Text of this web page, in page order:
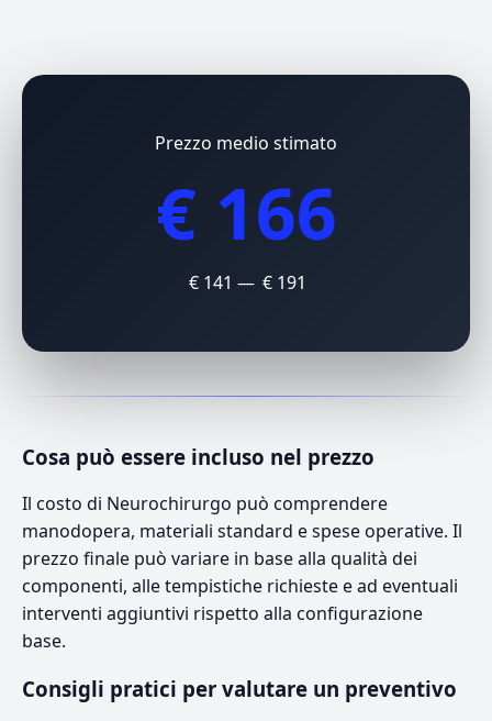
Prezzo medio stimato
€ 166
€ 141 — € 191
Cosa può essere incluso nel prezzo
Il costo di Neurochirurgo può comprendere
manodopera, materiali standard e spese operative. Il
prezzo finale può variare in base alla qualità dei
componenti, alle tempistiche richieste e ad eventuali
interventi aggiuntivi rispetto alla configurazione
base.
Consigli pratici per valutare un preventivo